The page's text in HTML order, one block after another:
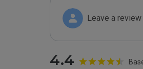
Leave a review
4.4